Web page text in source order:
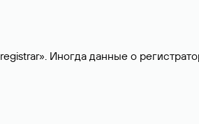
Иногда данные о